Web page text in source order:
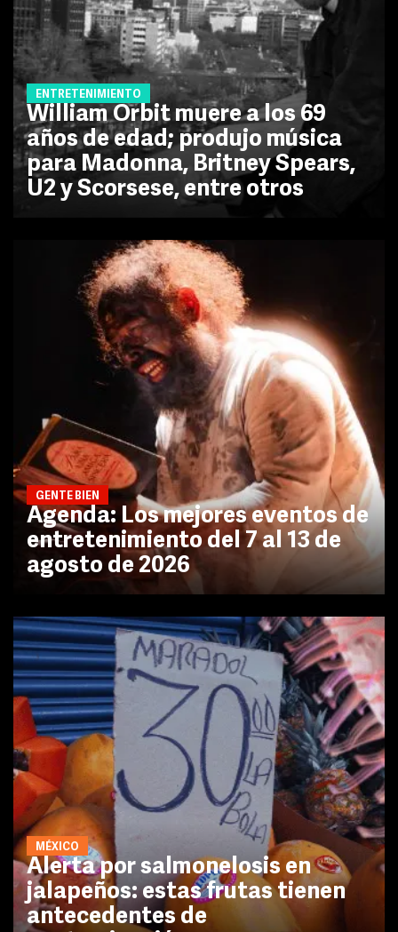
ENTRETENIMIENTO
William Orbit muere a los 69
años de edad; produjo música
para Madonna, Britney Spears,
U2 y Scorsese, entre otros
GENTE BIEN
Agenda: Los mejores eventos de
entretenimiento del 7 al 13 de
agosto de 2026
MÉXICO
Alerta por salmonelosis en
jalapeños: estas frutas tienen
antecedentes de